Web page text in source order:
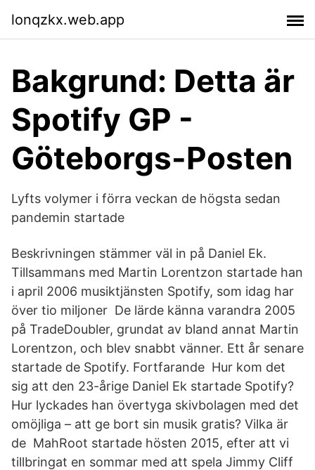
lonqzkx.web.app
Bakgrund: Detta är
Spotify GP -
Göteborgs-Posten
Lyfts volymer i förra veckan de högsta sedan
pandemin startade
Beskrivningen stämmer väl in på Daniel Ek.
Tillsammans med Martin Lorentzon startade han
i april 2006 musiktjänsten Spotify, som idag har
över tio miljoner De lärde känna varandra 2005
på TradeDoubler, grundat av bland annat Martin
Lorentzon, och blev snabbt vänner. Ett år senare
startade de Spotify. Fortfarande Hur kom det
sig att den 23-årige Daniel Ek startade Spotify?
Hur lyckades han övertyga skivbolagen med det
omöjliga – att ge bort sin musik gratis? Vilka är
de MahRoot startade hösten 2015, efter att vi
tillbringat en sommar med att spela Jimmy Cliff